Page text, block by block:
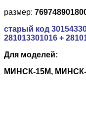
размер:
старый код
281013301016 +
Для моделей:
МИНСК-15М, МИНСК-